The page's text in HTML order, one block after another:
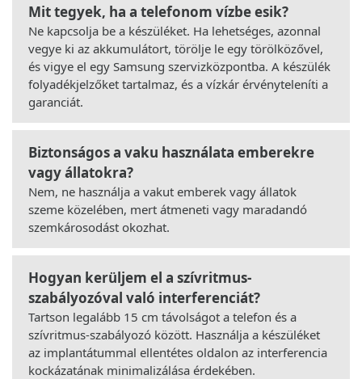
Mit tegyek, ha a telefonom vízbe esik?
Ne kapcsolja be a készüléket. Ha lehetséges, azonnal
vegye ki az akkumulátort, törölje le egy törölközővel,
és vigye el egy Samsung szervizközpontba. A készülék
folyadékjelzőket tartalmaz, és a vízkár érvényteleníti a
garanciát.
Biztonságos a vaku használata emberekre
vagy állatokra?
Nem, ne használja a vakut emberek vagy állatok
szeme közelében, mert átmeneti vagy maradandó
szemkárosodást okozhat.
Hogyan kerüljem el a szívritmus-
szabályozóval való interferenciát?
Tartson legalább 15 cm távolságot a telefon és a
szívritmus-szabályozó között. Használja a készüléket
az implantátummal ellentétes oldalon az interferencia
kockázatának minimalizálása érdekében.